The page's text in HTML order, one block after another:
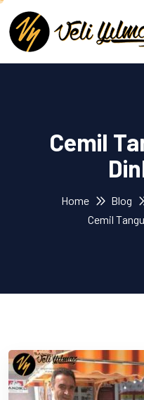
Cemil
Home Blog
Cemil